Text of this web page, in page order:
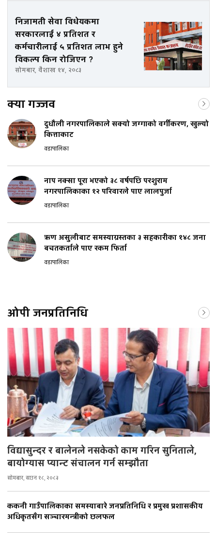
निजामती सेवा विधेयकमा
सरकारलाई ४ प्रतिशत र
कर्मचारीलाई ५ प्रतिशत लाभ हुने
विकल्प किन रोजिएन ?
सोमबार, वैशाख १४, २०८३
क्या गज्जव
दुधौली नगरपालिकाले सक्यो जग्गाको वर्गीकरण, खुल्यो
कित्ताकाट
वडापालिका
नाप नक्सा पूरा भएको ३८ वर्षपछि परशुराम
नगरपालिकाका १२ परिवारले पाए लालपुर्जा
वडापालिका
ऋण असुलीबाट समस्याग्रस्तका ३ सहकारीका १४८ जना
बचतकर्ताले पाए रकम फिर्ता
वडापालिका
ओपी जनप्रतिनिधि
विद्यासुन्दर र बालेनले नसकेको काम गरिन सुनिताले,
बायोग्यास प्यान्ट संचालन गर्न सम्झौता
सोमबार, साउन १८, २०८३
ककनी गाउँपालिकाका समस्याबारे जनप्रतिनिधि र प्रमुख प्रशासकीय
अधिकृतसँग सञ्चारमन्त्रीको छलफल